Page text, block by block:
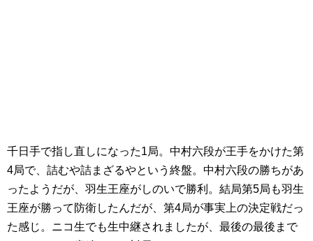
千日手で指し直しになった1局。中村六段が王手をかけた第
4局で、詰むや詰まざるやという終盤。中村六段の勝ちがあ
ったようだが、羽生王座がしのいで勝利。結局第5局も羽生
王座が勝って防衛したんだが、第4局が事実上の決定戦だっ
た感じ。ニコ生でも生中継されましたが、最後の最後まで